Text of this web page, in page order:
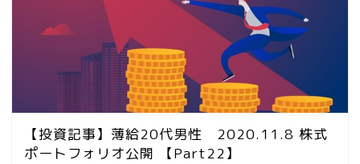
【投資記事】薄給20代男性 2020.11.8 株式
ポートフォリオ公開 【Part22】